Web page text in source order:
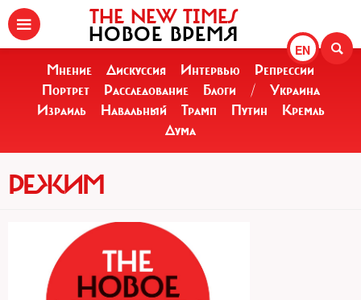
EN
THE NEW TIMES
НОВОЕ ВРЕМЯ
Мнение Дискуссия Интервью
Репрессии
Портрет
Расследование Блоги /
Украина
Израиль
Навальный Трамп Путин
Кремль
Дума
РЕЖИМ